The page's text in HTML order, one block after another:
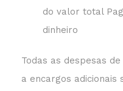
do valor total
dinheiro
Todas as despesas
a encargos adicionais